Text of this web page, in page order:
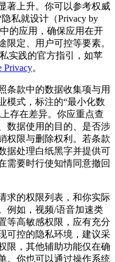
著上升。你可以参考权威
私就设计（Privacy by
的应用，确保应用在开
限定、用户可控等要素。
实践的官方指引，如苹
Privacy。
条款中的数据收集项与用
模式，标注的“最小化数
存在差异。你应重点查
数据使用的目的、是否涉
权限与删除权利。若条款
据处理白纸黑字并提供可
需要时行使知情同意撤回
求的权限列表，和你实际
例如，视频/语音加速类
等高敏感权限，应有充分
可控的隐私环境，建议采
限，其他辅助功能仅在确
。你也可以通过操作系统